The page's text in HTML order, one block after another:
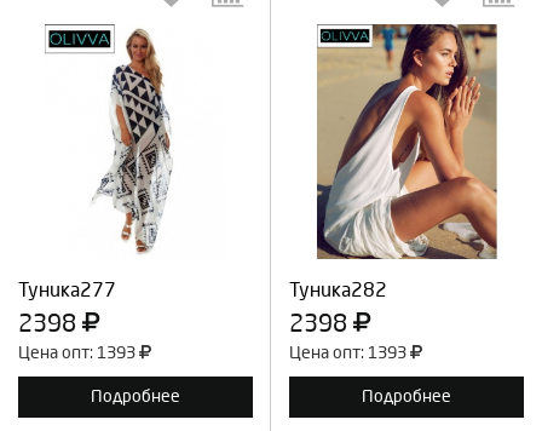
Туника277
2398
Цена опт: 1393
Подробнее
Выберите количество:
Продолжить
Туника282
2398
Цена опт: 1393
Подробнее
Выберите количество:
Продолжить Отмена